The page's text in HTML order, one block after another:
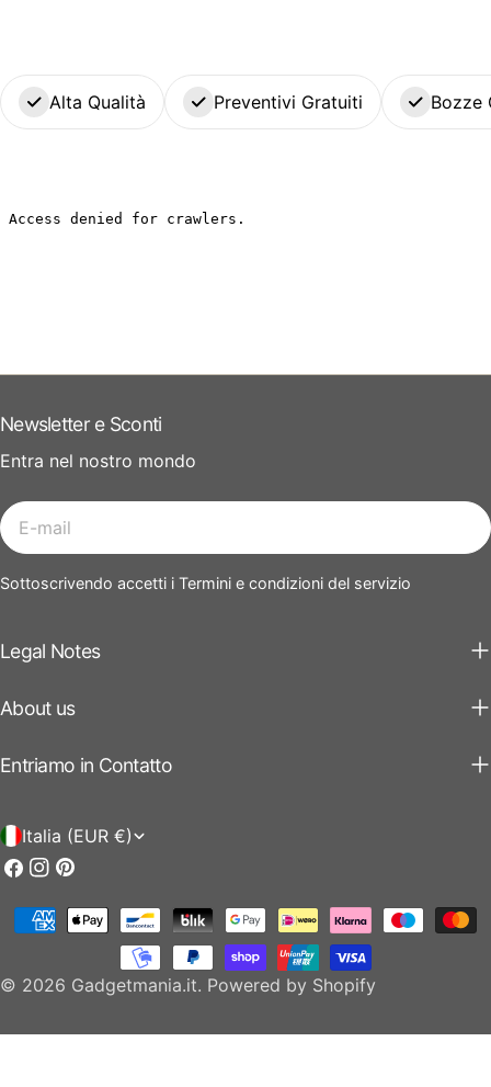
Alta Qualità Preventivi Gratuiti Bozze
Legal Notes
About us
Entriamo in Contatto
Newsletter e Sconti
Entra nel nostro mondo
E-
mail
Sottoscrivendo accetti i Termini e condizioni del servizio
P
a
e
Italia (EUR €)
Facebook
Instagram
Pinterest
© 2026 Gadgetmania.it. Powered by Shopify
Modalità
pagamento